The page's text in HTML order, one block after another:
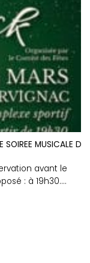
SOIREE MUSICALE
avant le
: à 19h30....